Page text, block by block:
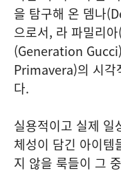
을 탐구해 온 뎀나
으로서, 라 파밀리
(Generation
Primavera)의 시각
다.
실용적이고 실제 일
체성이 담긴 아이템
지 않을 룩들이 그